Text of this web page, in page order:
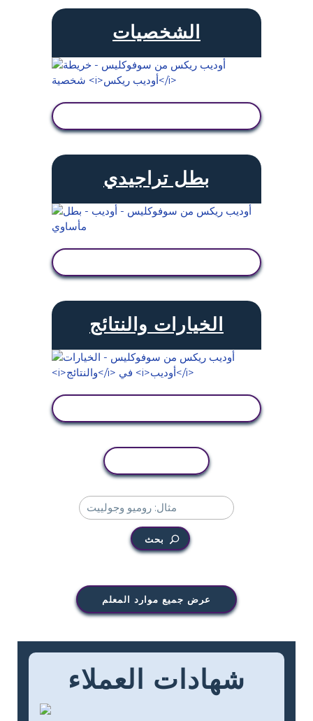
الشخصيات
بطل تراجيدي
الخيارات والنتائج
بحث
عرض جميع موارد المعلم
شهادات العملاء